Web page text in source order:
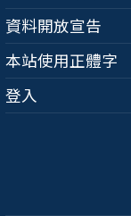
資料開放宣告
本站使用正體字
登入